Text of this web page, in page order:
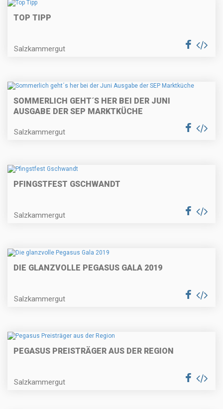
TOP TIPP
Salzkammergut
SOMMERLICH GEHT´S HER BEI DER JUNI
AUSGABE DER SEP MARKTKÜCHE
Salzkammergut
PFINGSTFEST GSCHWANDT
Salzkammergut
DIE GLANZVOLLE PEGASUS GALA 2019
Salzkammergut
PEGASUS PREISTRÄGER AUS DER REGION
Salzkammergut